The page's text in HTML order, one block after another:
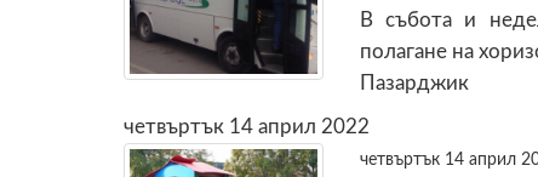
В събота и
полагане на
Пазарджик
четвъртък 14 април 2022
четвъртък 14 април